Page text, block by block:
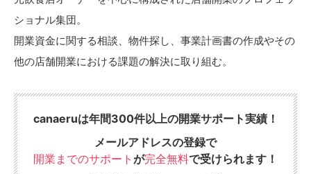
ショナル集団。
開業資金に関する相談、物件探し、事業計画書の作成やその
他の店舗開業における課題の解決に取り組む。
canaeruは年間300件以上の開業サポート実績！
メールアドレスの登録で
開業までのサポート が完全無料で受けられます！